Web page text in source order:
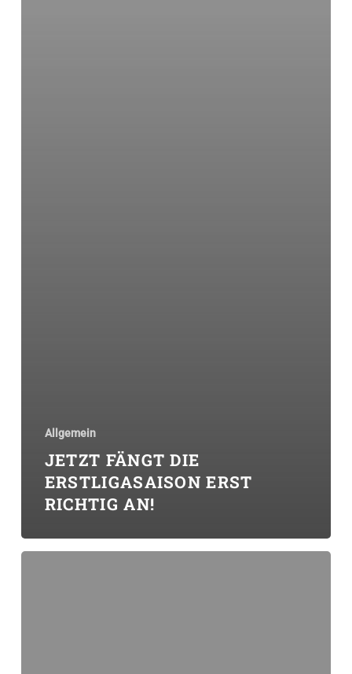
Allgemein
JETZT FÄNGT DIE
ERSTLIGASAISON ERST
RICHTIG AN!